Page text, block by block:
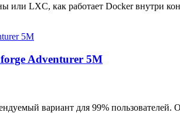
или LXC, как работает Docker внутри
Adventurer 5M
вариант для 99% пользователей.